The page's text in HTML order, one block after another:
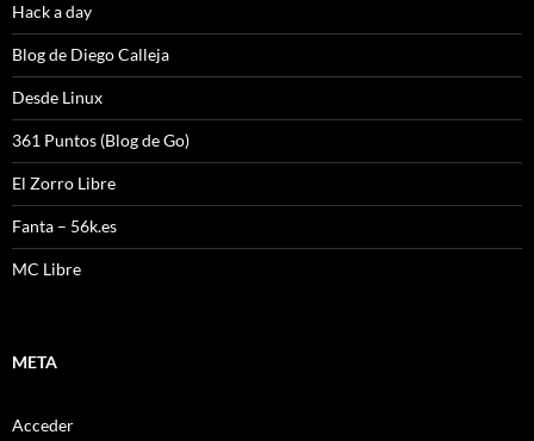
Hack a day
Blog de Diego Calleja
Desde Linux
361 Puntos (Blog de Go)
El Zorro Libre
Fanta – 56k.es
MC Libre
META
Acceder